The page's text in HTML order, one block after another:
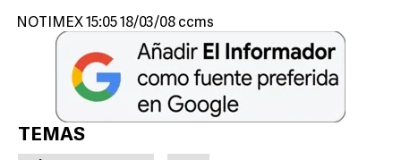
NOTIMEX 15:05 18/03/08 ccms
TEMAS